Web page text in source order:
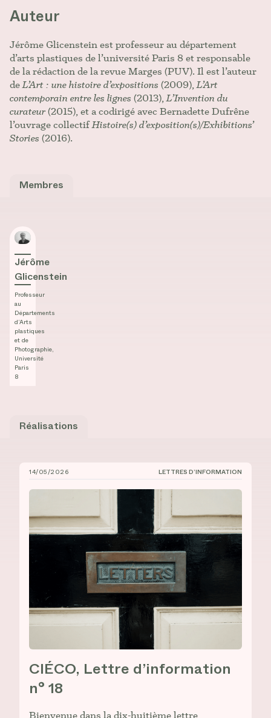
Auteur
Jérôme Glicenstein est professeur au département
d’arts plastiques de l’université Paris 8 et responsable
de la rédaction de la revue Marges (PUV). Il est l’auteur
deL’Art : une histoire d’expositions (2009),L’Art
contemporain entre les lignes (2013),L’Invention du
curateur(2015), et a codirigé avec Bernadette Dufrêne
l’ouvrage collectifHistoire(s) d’exposition(s)/Exhibitions’
Stories (2016).
Membres
Jérôme Glicenstein
Jérôme
Glicenstein
Professeur
au
Départements
d’Arts
plastiques
et de
Photographie,
Université
Paris
8
Réalisations
CIÉCO, Lettre d’information n° 18
14/05/2026 LETTRES D’INFORMATION
CIÉCO, Lettre d’information
n° 18
Bienvenue dans la dix-huitième lettre